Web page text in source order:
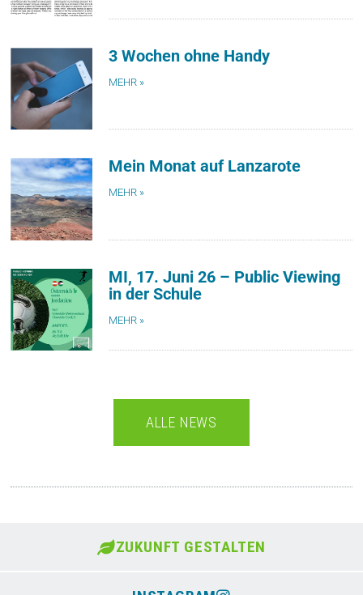
3 Wochen ohne Handy
MEHR »
Mein Monat auf Lanzarote
MEHR »
MI, 17. Juni 26 – Public Viewing
in der Schule
MEHR »
ALLE NEWS
ZUKUNFT GESTALTEN